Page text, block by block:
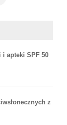
apteki SPF 50
z